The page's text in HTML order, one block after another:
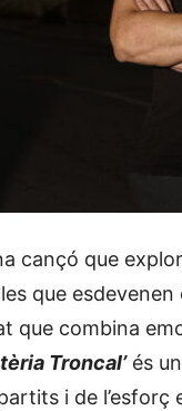
cançó que
que
que combina
Troncal’és
i de l’esforç